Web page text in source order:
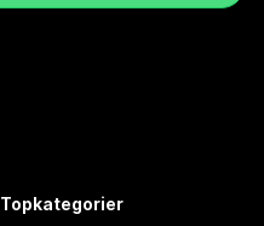
Topkategorier